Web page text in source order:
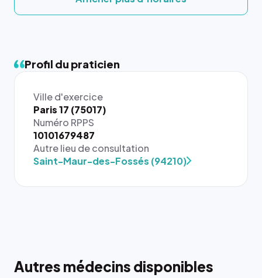
Profil du praticien
Ville d'exercice
Paris 17 (75017)
Numéro RPPS
10101679487
Autre lieu de consultation
Saint-Maur-des-Fossés (94210)
Autres médecins disponibles
{# 40×40
: la taille
rendue par
`.profile-
puisque la
{# 40×40